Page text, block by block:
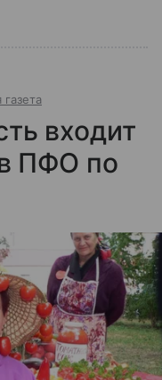
газета
входит
ПФО по